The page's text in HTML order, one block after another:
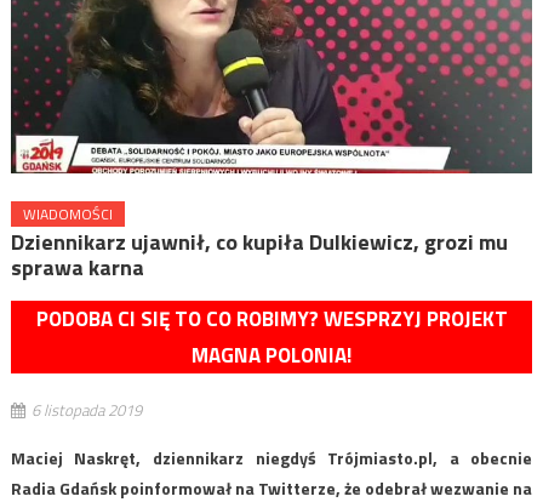
WIADOMOŚCI
Dziennikarz ujawnił, co kupiła Dulkiewicz, grozi mu
sprawa karna
PODOBA CI SIĘ TO CO ROBIMY? WESPRZYJ PROJEKT
MAGNA POLONIA!
6 listopada 2019
Maciej Naskręt, dziennikarz niegdyś Trójmiasto.pl, a obecnie
Radia Gdańsk poinformował na Twitterze, że odebrał wezwanie na